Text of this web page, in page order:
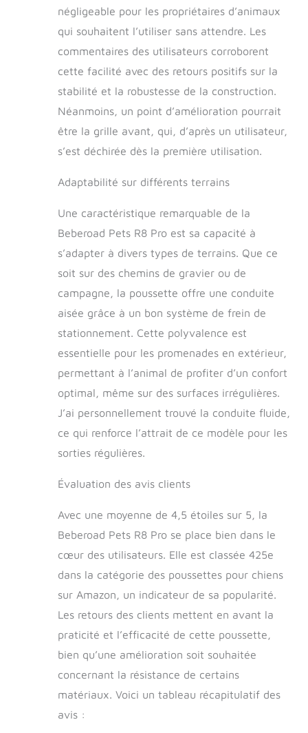
courses avec votre
compagnie et
profitez de votre
temps libre.
Windows All
Direction pour l'air
frais et les vues
poussette pour
animaux de
conçue avec des
côtés, à l'exception
dos, assurant à
votre chien de
respirer l'air frais et
de profiter de la
vue. Vous avez
envie de l'hiver ?
une housse de
protection
supplémentaire pour
de la pluie et du
vent froid. Sac de
rangement spacieux
animal de
livrée avec un grand
sac de rangement
et deux porte-
bouteilles, ce qui
vous permet de
bouteilles d'eau et
de nourriture pour
chien lorsque vous
sortez avec vos
compagnons de
fourrure.
négligeable pour les propriétaires d’animaux
qui souhaitent l’utiliser sans attendre. Les
commentaires des utilisateurs corroborent
cette facilité avec des retours positifs sur la
stabilité et la robustesse de la construction.
Néanmoins, un point d’amélioration pourrait
être la grille avant, qui, d’après un utilisateur,
s’est déchirée dès la première utilisation.
Adaptabilité sur différents terrains
Une caractéristique remarquable de la
Beberoad Pets R8 Pro est sa capacité à
s’adapter à divers types de terrains. Que ce
soit sur des chemins de gravier ou de
campagne, la poussette offre une conduite
aisée grâce à un bon système de frein de
stationnement. Cette polyvalence est
essentielle pour les promenades en extérieur,
permettant à l’animal de profiter d’un confort
optimal, même sur des surfaces irrégulières.
J’ai personnellement trouvé la conduite fluide,
ce qui renforce l’attrait de ce modèle pour les
sorties régulières.
Évaluation des avis clients
Avec une moyenne de 4,5 étoiles sur 5, la
Beberoad Pets R8 Pro se place bien dans le
cœur des utilisateurs. Elle est classée 425e
dans la catégorie des poussettes pour chiens
sur Amazon, un indicateur de sa popularité.
Les retours des clients mettent en avant la
praticité et l’efficacité de cette poussette,
bien qu’une amélioration soit souhaitée
concernant la résistance de certains
matériaux. Voici un tableau récapitulatif des
avis :